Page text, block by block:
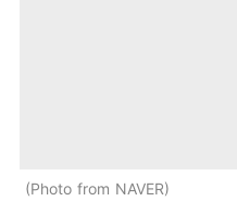
Photo from NAVER